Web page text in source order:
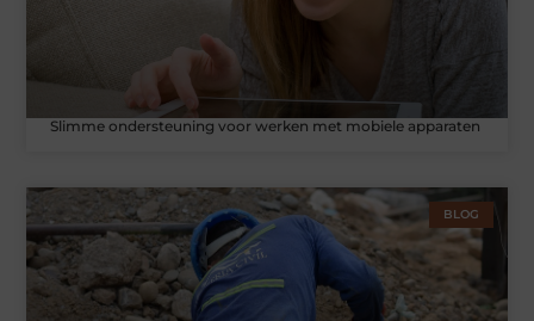
Slimme ondersteuning voor werken met mobiele apparaten
BLOG